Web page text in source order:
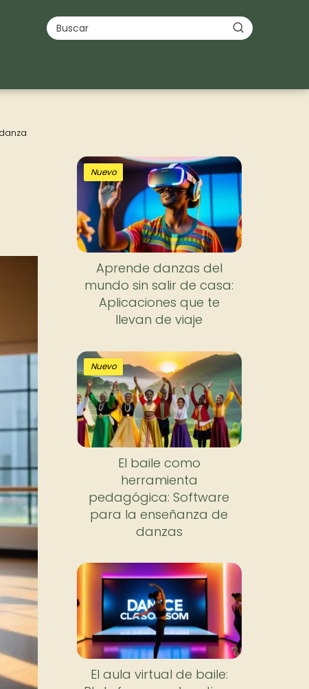
Nuevo
Aprende danzas del
mundo sin salir de casa:
Aplicaciones que te
llevan de viaje
Nuevo
El baile como
herramienta
pedagógica: Software
para la enseñanza de
danzas
El aula virtual de baile: